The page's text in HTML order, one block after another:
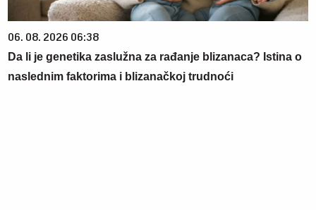
06. 08. 2026 06:38
Da li je genetika zaslužna za rađanje blizanaca? Istina o
naslednim faktorima i blizanačkoj trudnoći